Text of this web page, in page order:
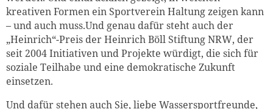
kreativen Formen ein Sportverein Haltung zeigen kann
– und auch muss.Und genau dafür steht auch der
„Heinrich“-Preis der Heinrich Böll Stiftung NRW, der
seit 2004Initiativen und Projekte würdigt, die sich für
soziale Teilhabe und eine demokratische Zukunft
einsetzen.
Und dafür stehen auch Sie, liebe Wassersportfreunde,